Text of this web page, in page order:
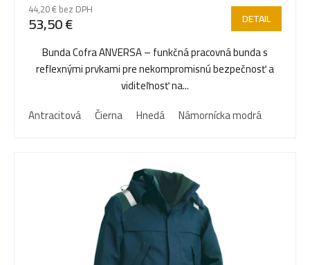
44,20 € bez DPH
53,50 € DETAIL
Bunda Cofra ANVERSA – funkčná pracovná bunda s
reflexnými prvkami pre nekompromisnú bezpečnosť a
viditeľnosť na...
Antracitová
Čierna Hnedá Námornícka modrá